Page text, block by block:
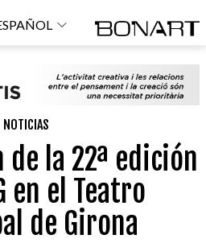
NOTICIAS
de la 22ª edición
en el Teatro
de Girona